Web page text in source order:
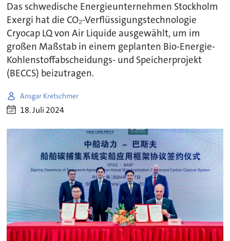
Das schwedische Energieunternehmen Stockholm
Exergi hat die CO₂-Verflüssigungstechnologie
Cryocap LQ von Air Liquide ausgewählt, um im
großen Maßstab in einem geplanten Bio-Energie-
Kohlenstoffabscheidungs- und Speicherprojekt
(BECCS) beizutragen.
Ansgar Kretschmer
18. Juli 2024